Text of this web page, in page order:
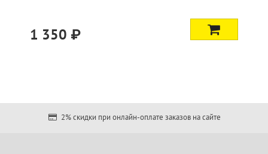
1 350 ₽
2% скидки при онлайн-оплате заказов на сайте